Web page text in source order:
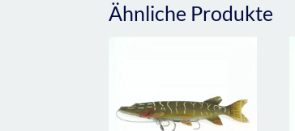
Ähnliche Produkte